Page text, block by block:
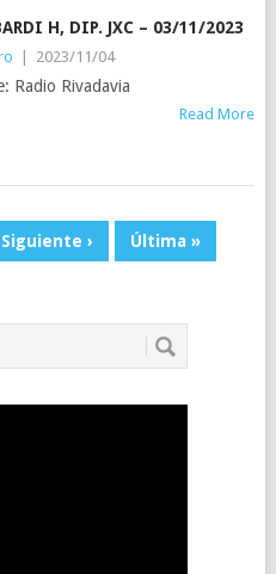
H, DIP. JXC – 03/11/2023
| 2023/11/04
Radio Rivadavia
Read More
Siguiente › Última »